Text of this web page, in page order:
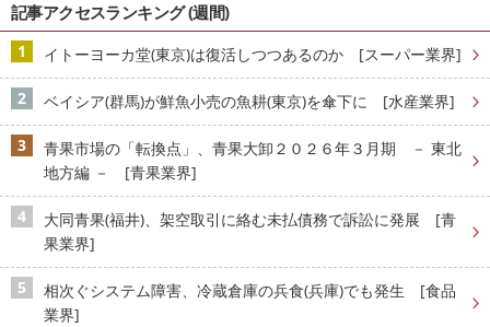
記事アクセスランキング (週間)
イトーヨーカ堂(東京)は復活しつつあるのか [スーパー業界]
ベイシア(群馬)が鮮魚小売の魚耕(東京)を傘下に [水産業界]
青果市場の「転換点」、青果大卸２０２６年３月期 － 東北
地方編 － [青果業界]
大同青果(福井)、架空取引に絡む未払債務で訴訟に発展 [青
果業界]
相次ぐシステム障害、冷蔵倉庫の兵食(兵庫)でも発生 [食品
業界]